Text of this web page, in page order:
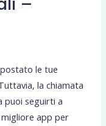
le tue
la chiamata
puoi seguirti a
migliore app per